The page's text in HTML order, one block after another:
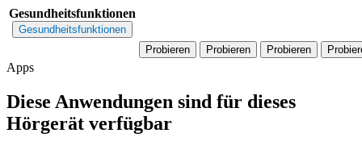
Gesundheitsfunktionen
Gesundheitsfunktionen
Probieren
Probieren Probieren
Apps
Diese Anwendungen sind für dieses
Hörgerät verfügbar